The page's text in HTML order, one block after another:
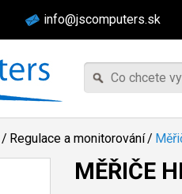
info@jscomputers.sk
/ Regulace a monitorování/
MĚŘIČE